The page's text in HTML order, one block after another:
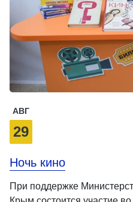
АВГ
29
Ночь кино
При поддержке